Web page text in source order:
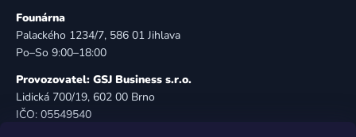
Founárna
Palackého 1234/7, 586 01 Jihlava
Po–So 9:00–18:00
Provozovatel: GSJ Business s.r.o.
Lidická 700/19, 602 00 Brno
IČO: 05549540